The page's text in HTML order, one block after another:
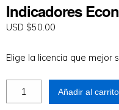
Indicadores
USD $50.00
Elige la licencia que mejor
Añadir al carrito